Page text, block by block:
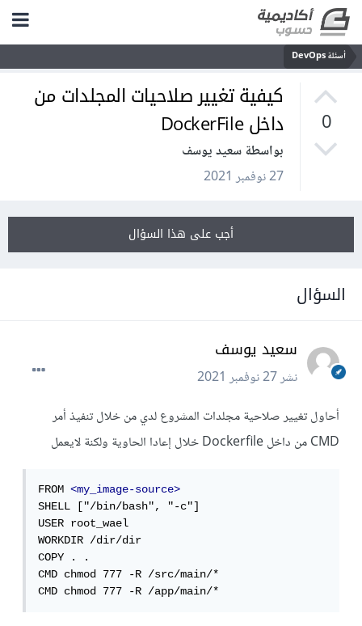
أسئلة DevOps
0
كيفية تغيير صلاحيات المجلدات من
داخل DockerFile
بواسطة سعيد يوسف
27 نوفمبر 2021
أجب على هذا السؤال
السؤال
سعيد يوسف
نشر27 نوفمبر 2021
أحاول تغيير صلاحية مجلدات المشروع لدي من خلال تنفيذ أمر
CMD من داخل Dockerfile خلال إعادا الحاوية ولكنة لايعمل
FROM <my_image-source>
SHELL ["/bin/bash", "-c"]
USER root_wael
WORKDIR /dir/dir
COPY . .
CMD chmod 777 -R /src/main/*
CMD chmod 777 -R /app/main/*